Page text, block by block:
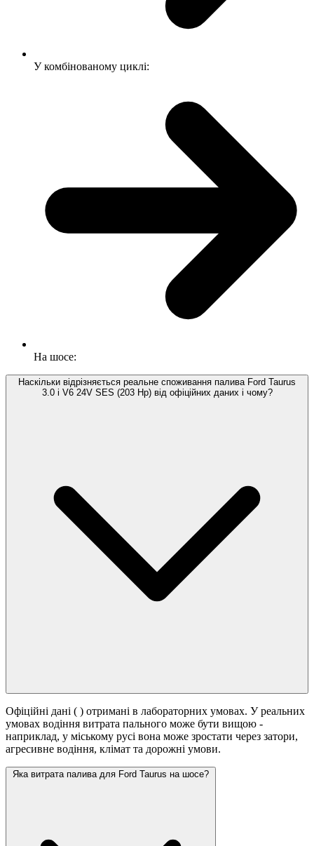
У комбінованому циклі:
На шосе:
Наскільки відрізняється реальне споживання палива Ford Taurus
3.0 i V6 24V SES (203 Hp) від офіційних даних і чому?
Офіційні дані ( ) отримані в лабораторних умовах. У реальних
умовах водіння витрата пального може бути вищою -
наприклад, у міському русі вона може зростати через затори,
агресивне водіння, клімат та дорожні умови.
Яка витрата палива для Ford Taurus на шосе?